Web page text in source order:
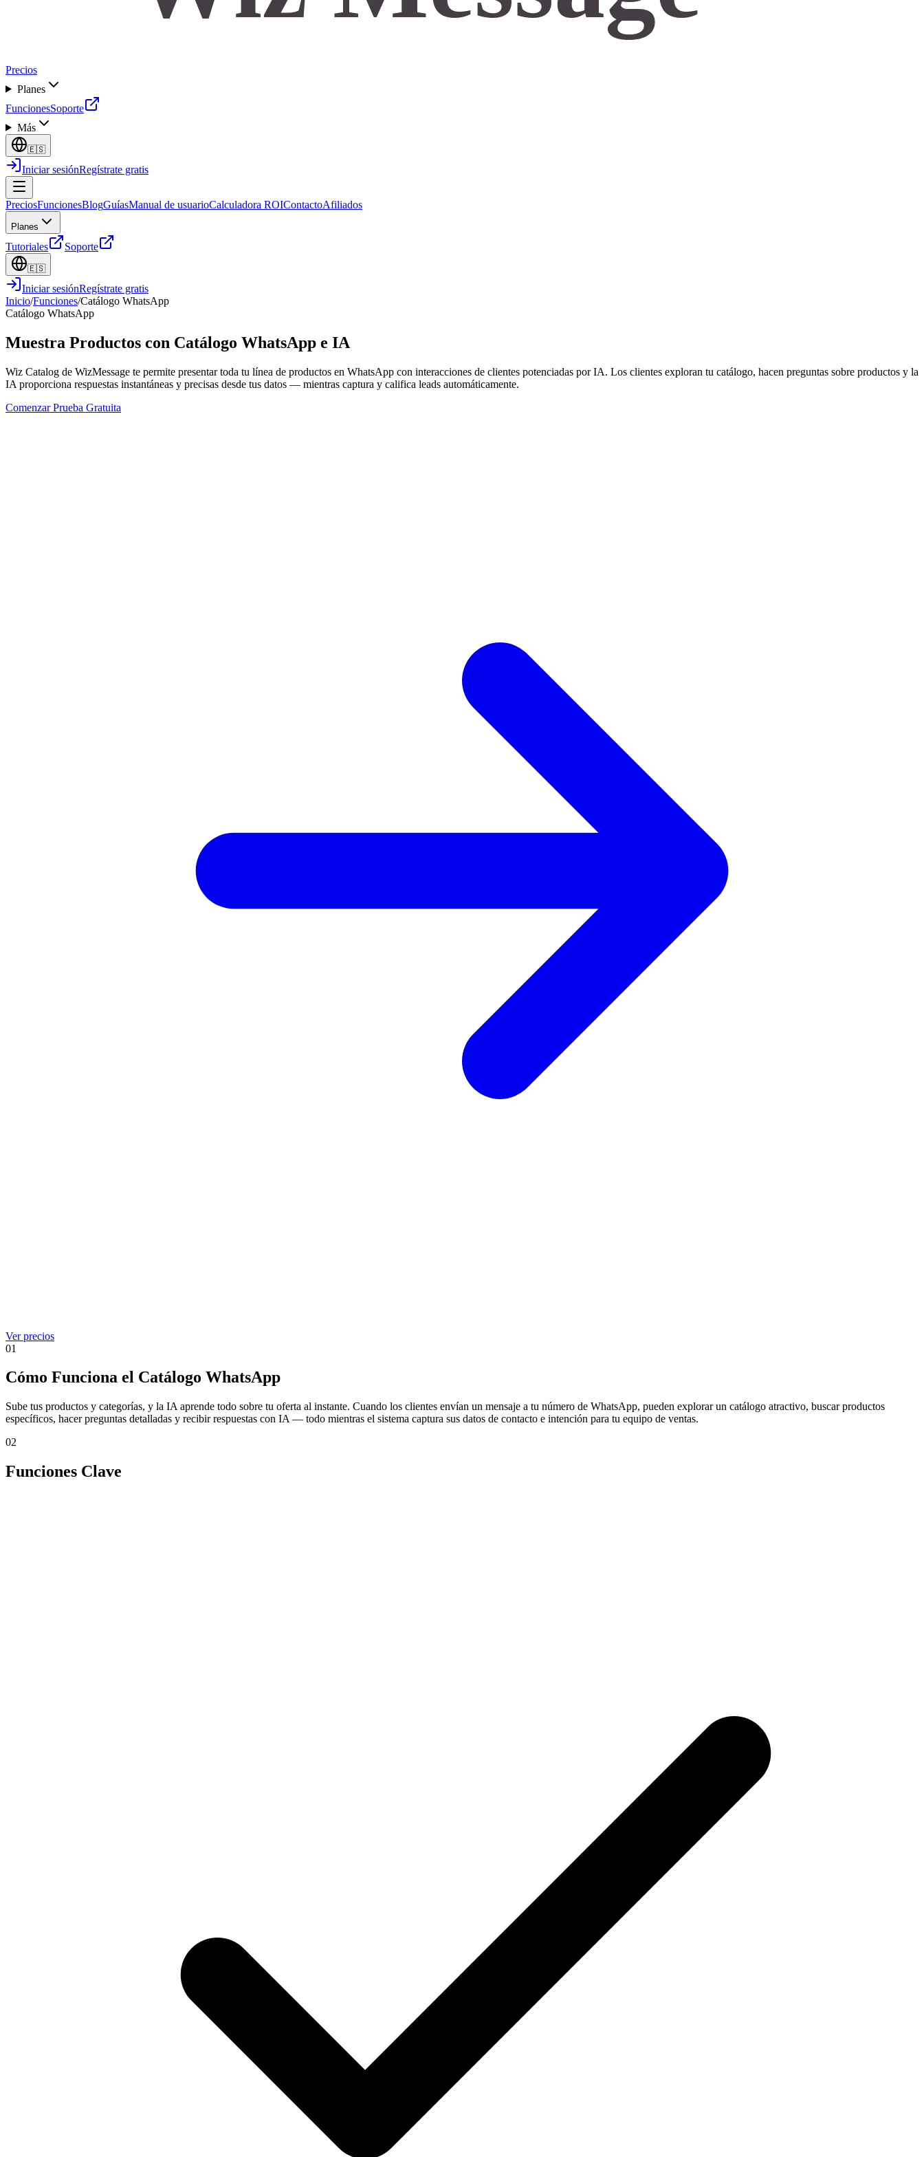
Precios
Planes
FuncionesSoporte
Más
🇪🇸
Iniciar sesiónRegístrate gratis
PreciosFuncionesBlogGuíasManual de usuarioCalculadora ROIContactoAfiliados
Planes
Tutoriales Soporte
🇪🇸
Iniciar sesiónRegístrate gratis
Inicio/Funciones/Catálogo WhatsApp
Catálogo WhatsApp
Muestra Productos con Catálogo WhatsApp e IA
Wiz Catalog de WizMessage te permite presentar toda tu línea de productos en WhatsApp con interacciones de clientes potenciadas por IA. Los clientes exploran tu catálogo, hacen preguntas sobre productos y la
IA proporciona respuestas instantáneas y precisas desde tus datos — mientras captura y califica leads automáticamente.
Comenzar Prueba Gratuita
Ver precios
01
Cómo Funciona el Catálogo WhatsApp
Sube tus productos y categorías, y la IA aprende todo sobre tu oferta al instante. Cuando los clientes envían un mensaje a tu número de WhatsApp, pueden explorar un catálogo atractivo, buscar productos
específicos, hacer preguntas detalladas y recibir respuestas con IA — todo mientras el sistema captura sus datos de contacto e intención para tu equipo de ventas.
02
Funciones Clave